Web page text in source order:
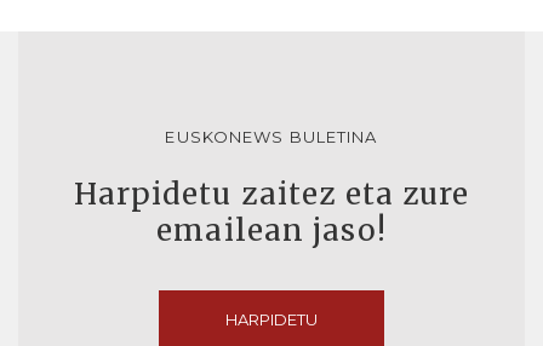
EUSKONEWS BULETINA
Harpidetu zaitez eta zure
emailean jaso!
HARPIDETU